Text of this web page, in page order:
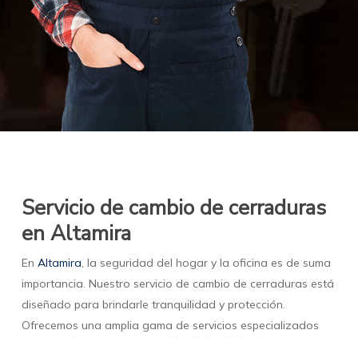
Servicio de cambio de cerraduras
en Altamira
En Altamira, la seguridad del hogar y la oficina es de suma
importancia. Nuestro servicio de cambio de cerraduras está
diseñado para brindarle tranquilidad y protección.
Ofrecemos una amplia gama de servicios especializados